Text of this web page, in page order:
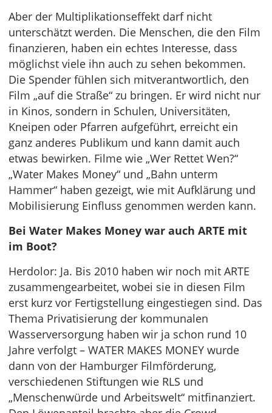
Aber der Multiplikationseffekt darf nicht
unterschätzt werden. Die Menschen, die den Film
finanzieren, haben ein echtes Interesse, dass
möglichst viele ihn auch zu sehen bekommen.
Die Spender fühlen sich mitverantwortlich, den
Film „auf die Straße“ zu bringen. Er wird nicht nur
in Kinos, sondern in Schulen, Universitäten,
Kneipen oder Pfarren aufgeführt, erreicht ein
ganz anderes Publikum und kann damit auch
etwas bewirken. Filme wie „Wer Rettet Wen?“
„Water Makes Money“ und „Bahn unterm
Hammer“ haben gezeigt, wie mit Aufklärung und
Mobilisierung Einfluss genommen werden kann.
Bei Water Makes Money war auch ARTE mit
im Boot?
Herdolor: Ja. Bis 2010 haben wir noch mit ARTE
zusammengearbeitet, wobei sie in diesen Film
erst kurz vor Fertigstellung eingestiegen sind. Das
Thema Privatisierung der kommunalen
Wasserversorgung haben wir ja schon rund 10
Jahre verfolgt – WATER MAKES MONEY wurde
dann von der Hamburger Filmförderung,
verschiedenen Stiftungen wie RLS und
„Menschenwürde und Arbeitswelt“ mitfinanziert.